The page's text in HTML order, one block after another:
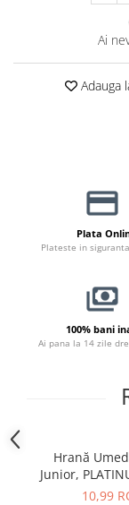
Ai
Adauga
Plata
Plateste in
100% bani
Ai pana la 14 zile
Hrană
Junior,
Pui,
10,99